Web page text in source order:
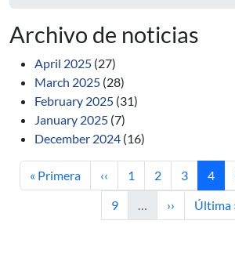
Archivo de noticias
April 2025 (27)
March 2025 (28)
February 2025 (31)
January 2025 (7)
December 2024 (16)
First page
« Primera Previous page
‹‹ Page
1 Page
2 Page
3 4
Page
9 … Next page
›› Last
Última